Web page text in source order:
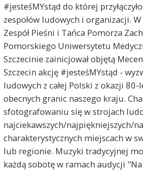
#jesteśMYstąd do której
zespołów ludowych i organizacji.
Zespół Pieśni i Tańca Pomorza
Pomorskiego Uniwersytetu
Szczecinie zainicjował objętą
Szczecin akcję #jesteśMYstąd -
ludowych z całej Polski z okazji
obecnych granic naszego kraju.
sfotografowaniu się w strojach
najciekawszych/najpiękniejszych/
charakterystycznych miejscach w
lub regionie. Muzyki tradycyjnej
każdą sobotę w ramach audycji